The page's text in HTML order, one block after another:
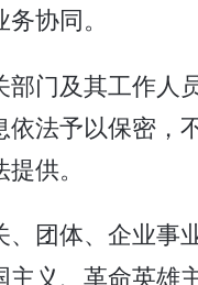
协同。
部门及其工作人
依法予以保密，
供。
团体、企业事
主义、革命英雄